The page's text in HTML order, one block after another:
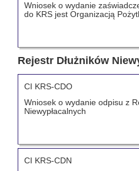
Wniosek o wydanie
do KRS jest Organizacją
Rejestr Dłużników
CI KRS-CDO
Wniosek o wydanie odpisu z
Niewypłacalnych
CI KRS-CDN